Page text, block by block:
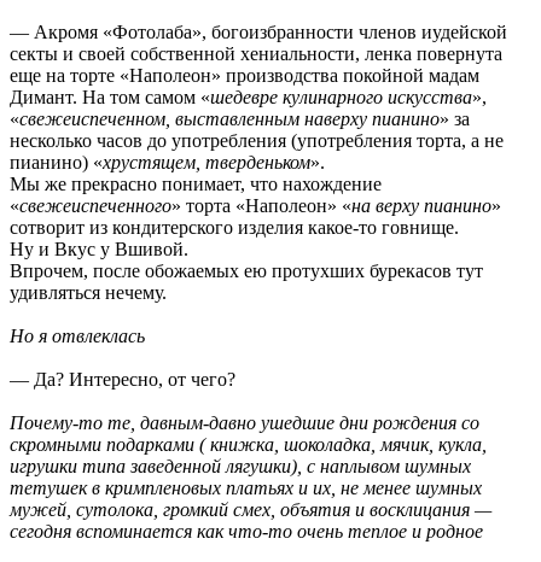
— Акромя «Фотолаба», богоизбранности членов иудейской
секты и своей собственной хениальности, ленка повернута
еще на торте «Наполеон» производства покойной мадам
Димант. На том самом «шедевре кулинарного искусства»,
«свежеиспеченном, выставленным наверху пианино» за
несколько часов до употребления (употребления торта, а не
пианино) «хрустящем, тверденьком».
Мы же прекрасно понимает, что нахождение
«свежеиспеченного» торта «Наполеон» «на верху пианино»
сотворит из кондитерского изделия какое-то говнище.
Ну и Вкус у Вшивой.
Впрочем, после обожаемых ею протухших бурекасов тут
удивляться нечему.
Но я отвлеклась
— Да? Интересно, от чего?
Почему-то те, давным-давно ушедшие дни рождения со
скромными подарками ( книжка, шоколадка, мячик, кукла,
игрушки типа заведенной лягушки), с наплывом шумных
тетушек в кримпленовых платьях и их, не менее шумных
мужей, сутолока, громкий смех, объятия и восклицания —
сегодня вспоминается как что-то очень теплое и родное